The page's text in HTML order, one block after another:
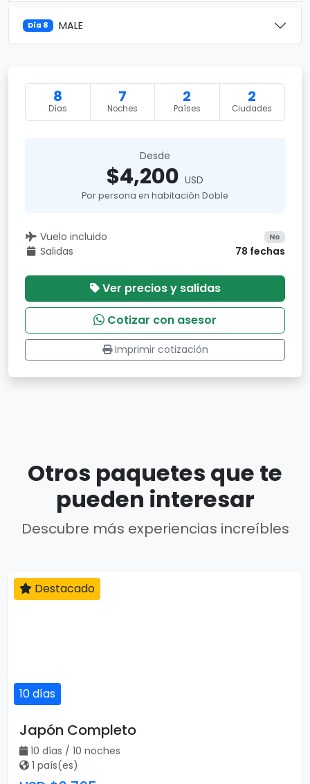
Día 8 MALE
8
Días
7
Noches
2
Países
2
Ciudades
Desde
$4,200 USD
Por persona en habitación Doble
Vuelo incluido No
Salidas 78 fechas
Ver precios y salidas
Cotizar con asesor
Imprimir cotización
Otros paquetes que te
pueden interesar
Descubre más experiencias increíbles
10 días
Destacado
Japón Completo
10 días / 10 noches
1 país(es)